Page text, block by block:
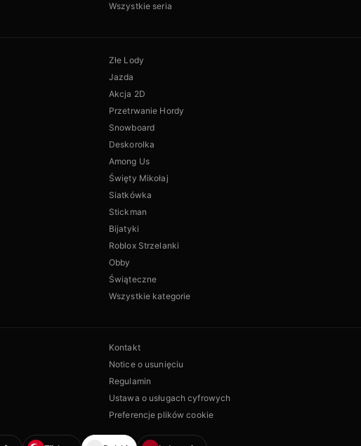
Wszystkie seria
Złe Lody
Jazda
Akcja 2D
Przetrwanie Hordy
Snowboard
Deskorolka
Among Us
Święty Mikołaj
Siatkówka
Stickman
Bijatyki
Roblox Strzelanki
Obby
Świąteczne
Wszystkie kategorie
Kontakt
Notice o usunięciu
Regulamin
Ustawa o usługach cyfrowych
Preferencje plików cookie